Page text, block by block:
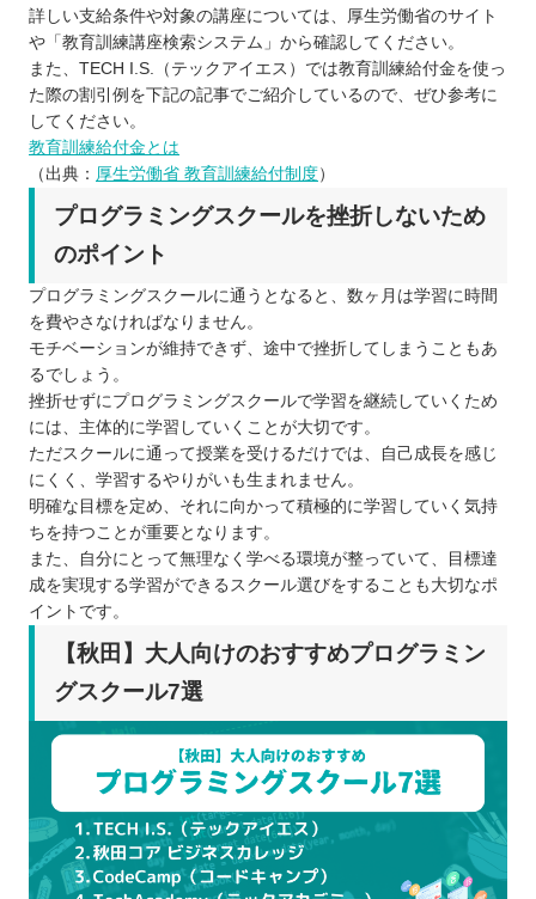
詳しい支給条件や対象の講座については、厚生労働省のサイト
や「教育訓練講座検索システム」から確認してください。
また、TECH I.S.（テックアイエス）では教育訓練給付金を使っ
た際の割引例を下記の記事でご紹介しているので、ぜひ参考に
してください。
教育訓練給付金とは
（出典： 厚生労働省 教育訓練給付制度）
プログラミングスクールを挫折しないため
のポイント
プログラミングスクールに通うとなると、数ヶ月は学習に時間
を費やさなければなりません。
モチベーションが維持できず、途中で挫折してしまうこともあ
るでしょう。
挫折せずにプログラミングスクールで学習を継続していくため
には、主体的に学習していくことが大切です。
ただスクールに通って授業を受けるだけでは、自己成長を感じ
にくく、学習するやりがいも生まれません。
明確な目標を定め、それに向かって積極的に学習していく気持
ちを持つことが重要となります。
また、自分にとって無理なく学べる環境が整っていて、目標達
成を実現する学習ができるスクール選びをすることも大切なポ
イントです。
【秋田】大人向けのおすすめプログラミン
グスクール7選